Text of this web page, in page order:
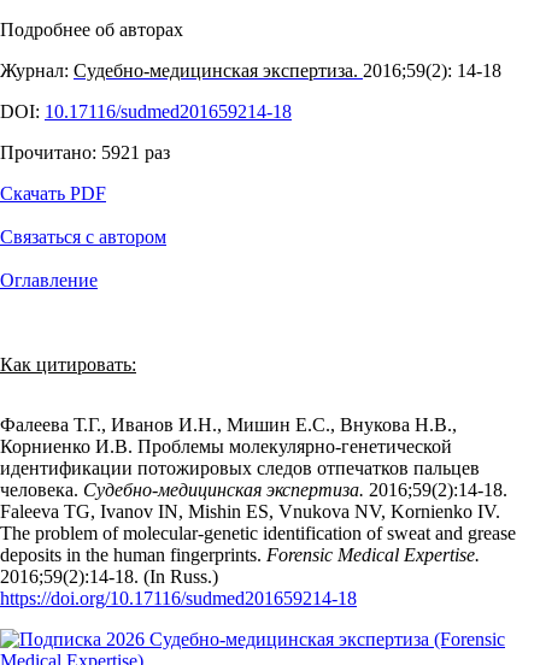
Подробнее об авторах
Журнал: Судебно-медицинская экспертиза. 2016;59(2): 14‑18
DOI: 10.17116/sudmed201659214-18
Прочитано: 5921 раз
Скачать PDF
Связаться с автором
Оглавление
Как цитировать:
Фалеева Т.Г., Иванов И.Н., Мишин Е.С., Внукова Н.В.,
Корниенко И.В. Проблемы молекулярно-генетической
идентификации потожировых следов отпечатков пальцев
человека. Судебно-медицинская экспертиза. 2016;59(2):14‑18.
Faleeva TG, Ivanov IN, Mishin ES, Vnukova NV, Kornienko IV.
The problem of molecular-genetic identification of sweat and grease
deposits in the human fingerprints. Forensic Medical Expertise.
2016;59(2):14‑18. (In Russ.)
https://doi.org/10.17116/sudmed201659214-18